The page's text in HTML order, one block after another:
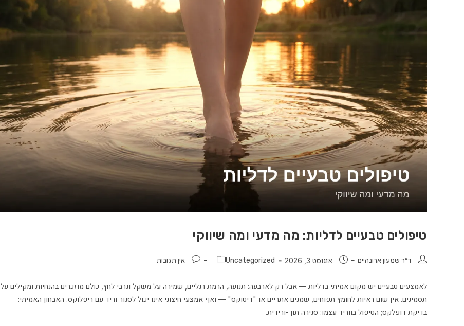
טיפולים טבעיים לדליות: מה מדעי ומה שיווקי
ד״ר שמעון ארונהיים אוגוסט 3, 2026 Uncategorized אין תגובות
לאמצעים טבעיים יש מקום אמיתי בדליות — אבל רק לארבעה: תנועה, הרמת רגליים, שמירה על משקל וגרבי לחץ, כולם מוזכרים בהנחיות ומקילים על
תסמינים. אין שום ראיות לחומץ תפוחים, שמנים אתריים או "דיטוקס" — ואף אמצעי חיצוני אינו יכול לסגור וריד עם ריפלוקס. האבחון האמיתי:
בדיקת דופלקס; הטיפול בווריד עצמו: סגירה תוך-ורידית.